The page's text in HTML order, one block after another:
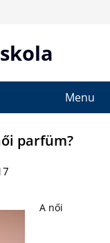
Menu
parfüm?
A női